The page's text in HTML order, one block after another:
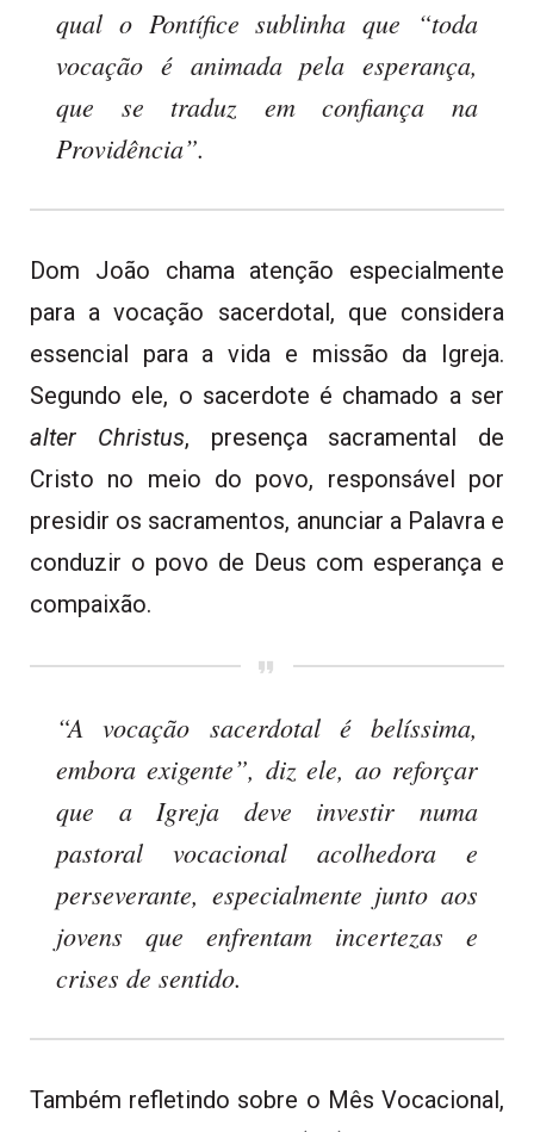
qual o Pontífice sublinha que “toda
vocação é animada pela esperança,
que se traduz em confiança na
Providência”.
Dom João chama atenção especialmente
para a vocação sacerdotal, que considera
essencial para a vida e missão da Igreja.
Segundo ele, o sacerdote é chamado a ser
alter Christus, presença sacramental de
Cristo no meio do povo, responsável por
presidir os sacramentos, anunciar a Palavra e
conduzir o povo de Deus com esperança e
compaixão.
“A vocação sacerdotal é belíssima,
embora exigente”, diz ele, ao reforçar
que a Igreja deve investir numa
pastoral vocacional acolhedora e
perseverante, especialmente junto aos
jovens que enfrentam incertezas e
crises de sentido.
Também refletindo sobre o Mês Vocacional,